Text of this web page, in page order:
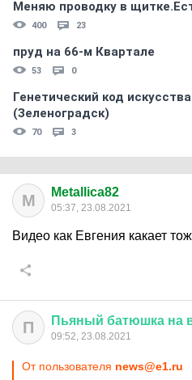
Меняю проводку в
400 23
пруд на 66-м Квартале
53 0
Генетический код
(Зеленоградск)
70 3
M Metallica82
05:37, 23.08.2021
Видео как Евгения какает
П Пьяный батюшка на
09:52, 23.08.2021
От пользователя news@e1.ru